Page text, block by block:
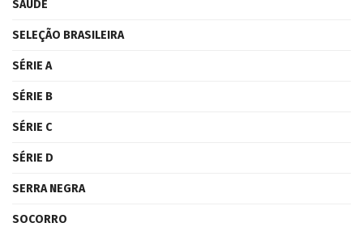
SAÚDE
SELEÇÃO BRASILEIRA
SÉRIE A
SÉRIE B
SÉRIE C
SÉRIE D
SERRA NEGRA
SOCORRO